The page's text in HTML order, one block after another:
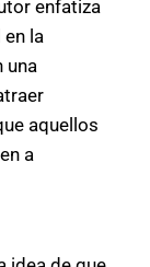
enfatiza
la
una
aquellos
a